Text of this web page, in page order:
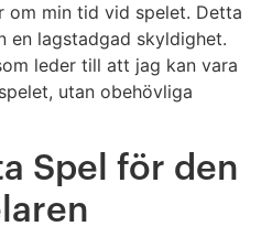
om min tid vid spelet. Detta
en lagstadgad skyldighet.
leder till att jag kan vara
utan obehövliga
Spel för den